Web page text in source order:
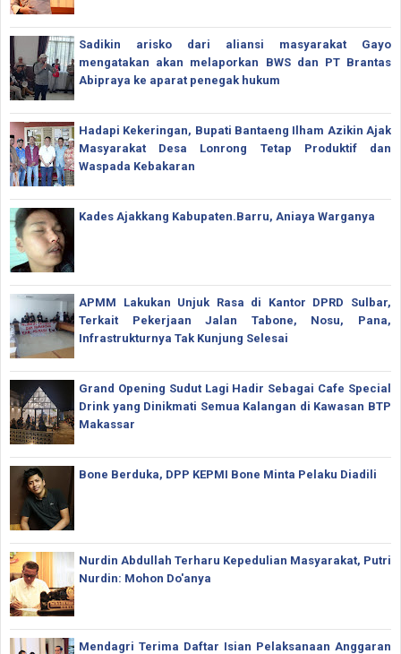
Sadikin arisko dari aliansi masyarakat Gayo
mengatakan akan melaporkan BWS dan PT Brantas
Abipraya ke aparat penegak hukum
Hadapi Kekeringan, Bupati Bantaeng Ilham Azikin Ajak
Masyarakat Desa Lonrong Tetap Produktif dan
Waspada Kebakaran
Kades Ajakkang Kabupaten.Barru, Aniaya Warganya
APMM Lakukan Unjuk Rasa di Kantor DPRD Sulbar,
Terkait Pekerjaan Jalan Tabone, Nosu, Pana,
Infrastrukturnya Tak Kunjung Selesai
Grand Opening Sudut Lagi Hadir Sebagai Cafe Special
Drink yang Dinikmati Semua Kalangan di Kawasan BTP
Makassar
Bone Berduka, DPP KEPMI Bone Minta Pelaku Diadili
Nurdin Abdullah Terharu Kepedulian Masyarakat, Putri
Nurdin: Mohon Do'anya
Mendagri Terima Daftar Isian Pelaksanaan Anggaran